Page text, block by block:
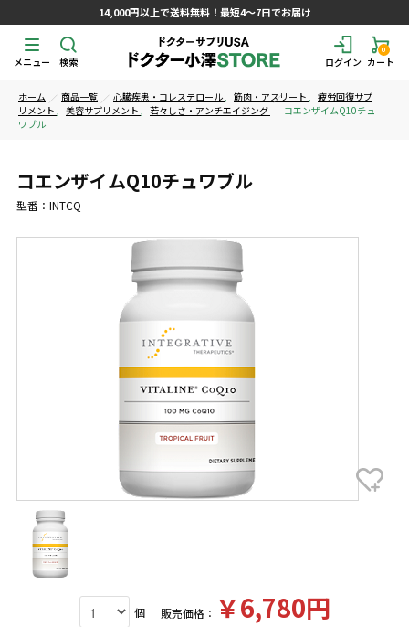
14,000円以上で送料無料！最短4～7日でお届け
ログイン
0
カート
検索
メニュー
ホーム 商品一覧 心臓疾患・コレステロール, 筋肉・アスリート , 疲労回復サプ
リメント , 美容サプリメント , 若々しさ・アンチエイジング
コエンザイムQ10チュ
ワブル
コエンザイムQ10チュワブル
型番：INTCQ
個 販売価格： ￥6,780円